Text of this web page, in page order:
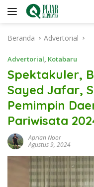
Langsung
Beranda
Advertorial
Advertorial, Kotabaru
Spektakuler,
Sayed Jafar,
Pemimpin
Pariwisata
Aprian Noor
Agustus 9, 2024